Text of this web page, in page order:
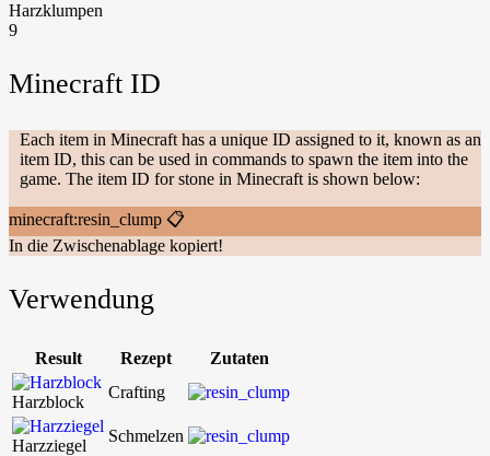
Harzklumpen
9
Minecraft ID
Each item in Minecraft has a unique ID assigned to it, known as an
item ID, this can be used in commands to spawn the item into the
game. The item ID for stone in Minecraft is shown below:
minecraft:resin_clump 📋
In die Zwischenablage kopiert!
Verwendung
Result Rezept Zutaten
Harzblock
Crafting
Harzziegel
Schmelzen